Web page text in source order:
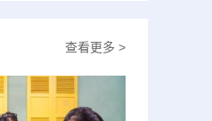
查看更多 >